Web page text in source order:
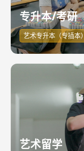
专升本/考研
艺术专升本（专插本）
艺术留学